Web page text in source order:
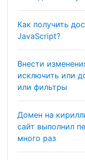
Как получить
JavaScript?
Внести
исключить или
или фильтры
Домен на
сайт выполнил
много раз